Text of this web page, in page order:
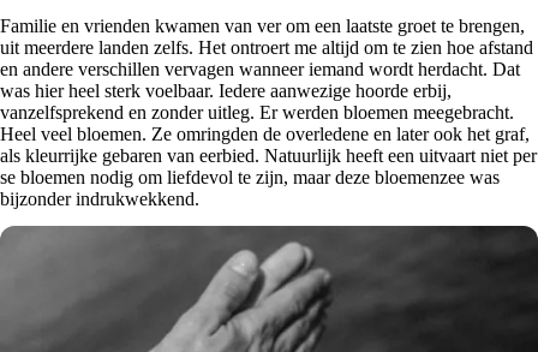
Familie en vrienden kwamen van ver om een laatste groet te brengen,
uit meerdere landen zelfs. Het ontroert me altijd om te zien hoe afstand
en andere verschillen vervagen wanneer iemand wordt herdacht. Dat
was hier heel sterk voelbaar. Iedere aanwezige hoorde erbij,
vanzelfsprekend en zonder uitleg. Er werden bloemen meegebracht.
Heel veel bloemen. Ze omringden de overledene en later ook het graf,
als kleurrijke gebaren van eerbied. Natuurlijk heeft een uitvaart niet per
se bloemen nodig om liefdevol te zijn, maar deze bloemenzee was
bijzonder indrukwekkend.